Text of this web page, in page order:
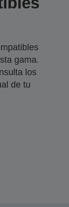
gama.
los
de tu